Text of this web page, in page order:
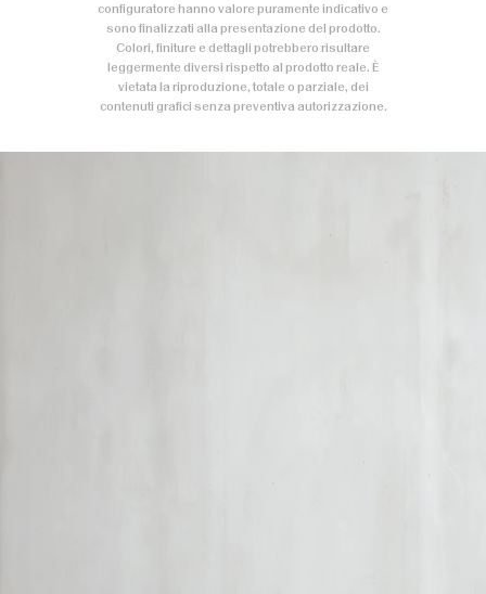
configuratore hanno valore puramente indicativo e
sono finalizzati alla presentazione del prodotto.
Colori, finiture e dettagli potrebbero risultare
leggermente diversi rispetto al prodotto reale. È
vietata la riproduzione, totale o parziale, dei
contenuti grafici senza preventiva autorizzazione.